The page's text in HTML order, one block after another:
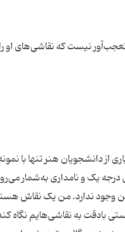
دانشجویان هنر تنها با
یک و نامداری به‌شمار
ندارد. من یک نقاش